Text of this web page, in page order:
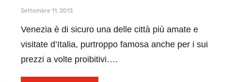
Settembre 11, 2013
Venezia è di sicuro una delle città più amate e
visitate d’Italia, purtroppo famosa anche per i sui
prezzi a volte proibitivi….